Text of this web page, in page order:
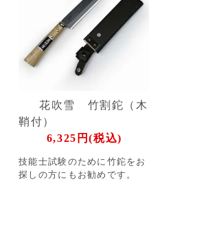
花吹雪 竹割鉈（木
鞘付）
6,325円(税込)
技能士試験のために竹鉈をお
探しの方にもお勧めです。